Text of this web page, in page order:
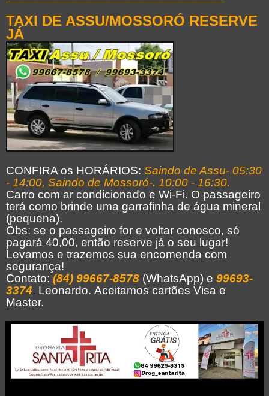
TAXI DE ASSU/MOSSORÓ RESERVE
JÁ
CONFIRA os HORÁRIOS: Saindo de Assu- 05:30
- 14:00, Saindo de Mossoró-. 10:00 - 16:30.
Carro com ar condicionado e Wi-Fi. O passageiro
terá como brinde uma garrafinha de água mineral
(pequena).
Obs: se o passageiro for e voltar conosco, só
pagará 40,00, então reserve já o seu lugar!
Levamos e trazemos sua encomenda com
segurança!
Contato: (84) 99667-8578 (WhatsApp) e 99693-
3374. Leonardo. Aceitamos cartões Visa e
Master.